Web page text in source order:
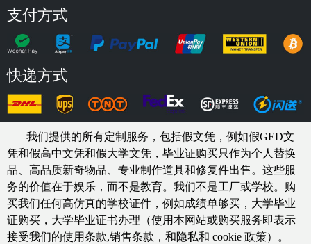
支付方式
快递方式
我们提供的所有定制服务，包括假文凭，例如假GED文
凭和假高中文凭和假大学文凭， 毕业证购买只作为个人替换
品、高品质新奇物品、专业制作道具和修复件出售。这些服
务的价值在于娱乐，而不是教育。我们不是工厂或学校。购
买我们任何高仿真的学校证件，例如成绩单够买 ，大学毕业
证购买，大学毕业证书办理（使用本网站或购买服务即表示
接受我们的使用条款,销售条款，和隐私和 cookie 政策）。